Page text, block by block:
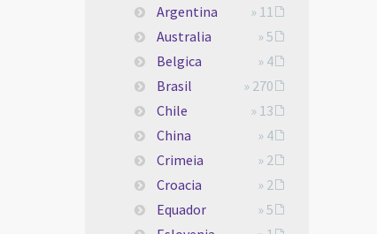
Argentina
» 11
Australia
» 5
Belgica
» 4
Brasil
» 270
Chile
» 13
China
» 4
Crimeia
» 2
Croacia
» 2
Equador
» 5